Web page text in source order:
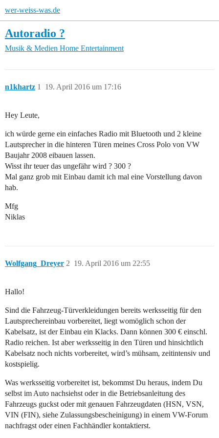
wer-weiss-was.de
Autoradio ?
Musik & Medien Home Entertainment
n1khartz 19. April 2016 um 17:16
1
Hey Leute,
ich würde gerne ein einfaches Radio mit Bluetooth und 2 kleine
Lautsprecher in die hinteren Türen meines Cross Polo von VW
Baujahr 2008 eibauen lassen.
Wisst ihr teuer das ungefähr wird ? 300 ?
Mal ganz grob mit Einbau damit ich mal eine Vorstellung davon
hab.
Mfg
Niklas
Wolfgang_Dreyer 19. April 2016 um 22:55
2
Hallo!
Sind die Fahrzeug-Türverkleidungen bereits werksseitig für den
Lautsprechereinbau vorbereitet, liegt womöglich schon der
Kabelsatz, ist der Einbau ein Klacks. Dann können 300 € einschl.
Radio reichen. Ist aber werksseitig in den Türen und hinsichtlich
Kabelsatz noch nichts vorbereitet, wird’s mühsam, zeitintensiv und
kostspielig.
Was werksseitig vorbereitet ist, bekommst Du heraus, indem Du
selbst im Auto nachsiehst oder in die Betriebsanleitung des
Fahrzeugs guckst oder mit genauen Fahrzeugdaten (HSN, VSN,
VIN (FIN), siehe Zulassungsbescheinigung) in einem VW-Forum
nachfragst oder einen Fachhändler kontaktierst.